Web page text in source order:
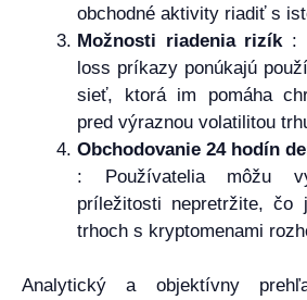
obchodné aktivity riadiť s
Možnosti riadenia rizík:
loss príkazy ponúkajú
sieť, ktorá im pomáha
pred výraznou volatilitou
Obchodovanie 24 hodín
: Používatelia môžu
príležitosti nepretržite, čo
trhoch s kryptomenami
Analytický a objektívny